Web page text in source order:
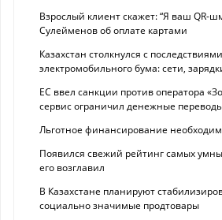
Взрослый клиент скажет: “Я ваш QR-
Сулейменов об оплате картами
Казахстан столкнулся с последствиями
электромобильного бума: сети,
ЕС ввел санкции против оператора
сервис ограничил денежные
Льготное финансирование
Появился свежий рейтинг самых
его возглавил
В Казахстане планируют
социально значимые продтовары